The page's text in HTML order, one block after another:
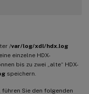
/var/log/xdl/hdx.log
einzelne HDX-
bis zu zwei „alte“ HDX-
speichern.
Sie den folgenden